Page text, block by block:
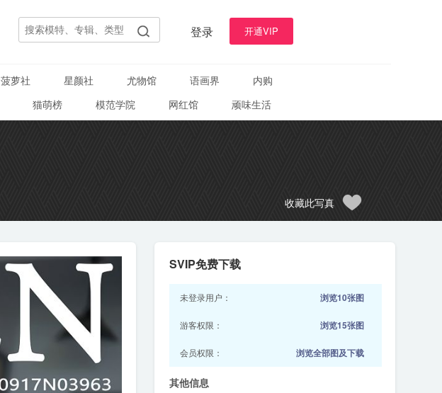
登录 开通VIP
菠萝社 星颜社 尤物馆 语画界
内购
猫萌榜 模范学院 网红馆 顽味生活
收藏此写真
SVIP免费下载
未登录用户： 浏览10张图
游客权限： 浏览15张图
会员权限： 浏览全部图及下载
其他信息